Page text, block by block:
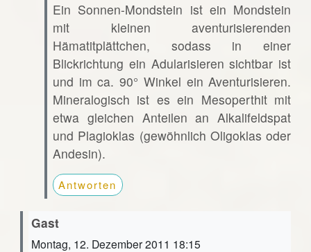
Ein Sonnen-Mondstein ist ein Mondstein
mit kleinen aventurisierenden
Hämatitplättchen, sodass in einer
Blickrichtung ein Adularisieren sichtbar ist
und im ca. 90° Winkel ein Aventurisieren.
Mineralogisch ist es ein Mesoperthit mit
etwa gleichen Anteilen an Alkalifeldspat
und Plagioklas (gewöhnlich Oligoklas oder
Andesin).
Antworten
Gast
Montag, 12. Dezember 2011 18:15